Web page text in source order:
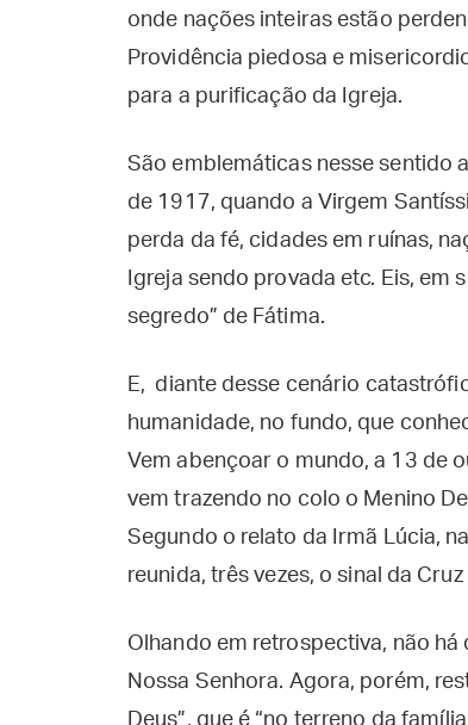
onde nações inteiras estão
Providência piedosa e
para a purificação da Igreja.
São emblemáticas nesse sentido
de 1917, quando a Virgem
perda da fé, cidades em ruínas,
Igreja sendo provada etc. Eis,
segredo” de Fátima.
E, diante desse cenário
humanidade, no fundo, que
Vem abençoar o mundo, a 13 de
vem trazendo no colo o Menino
Segundo o relato da Irmã Lúcia,
reunida, três vezes, o sinal da Cruz
Olhando em retrospectiva, não
Nossa Senhora. Agora, porém,
Deus”, que é “no terreno da